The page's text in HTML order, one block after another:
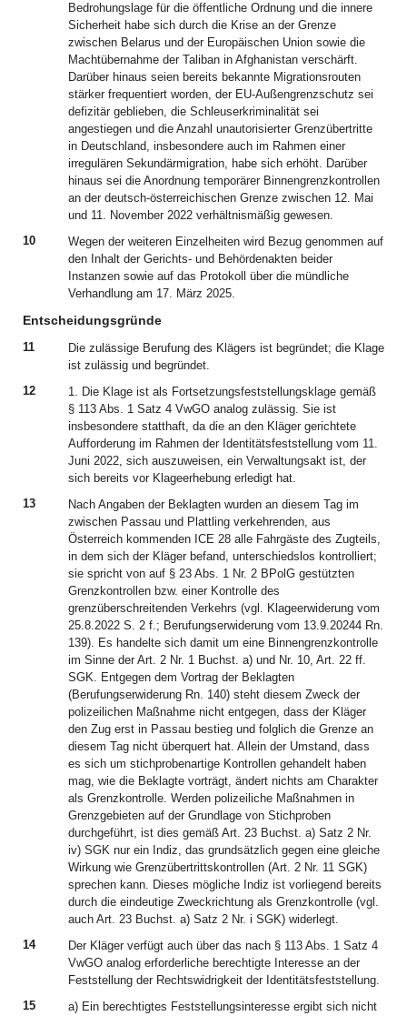
Bedrohungslage für die öffentliche Ordnung und die innere
Sicherheit habe sich durch die Krise an der Grenze
zwischen Belarus und der Europäischen Union sowie die
Machtübernahme der Taliban in Afghanistan verschärft.
Darüber hinaus seien bereits bekannte Migrationsrouten
stärker frequentiert worden, der EU-Außengrenzschutz sei
defizitär geblieben, die Schleuserkriminalität sei
angestiegen und die Anzahl unautorisierter Grenzübertritte
in Deutschland, insbesondere auch im Rahmen einer
irregulären Sekundärmigration, habe sich erhöht. Darüber
hinaus sei die Anordnung temporärer Binnengrenzkontrollen
an der deutsch-österreichischen Grenze zwischen 12. Mai
und 11. November 2022 verhältnismäßig gewesen.
10
Wegen der weiteren Einzelheiten wird Bezug genommen auf
den Inhalt der Gerichts- und Behördenakten beider
Instanzen sowie auf das Protokoll über die mündliche
Verhandlung am 17. März 2025.
Entscheidungsgründe
11
Die zulässige Berufung des Klägers ist begründet; die Klage
ist zulässig und begründet.
12
1. Die Klage ist als Fortsetzungsfeststellungsklage gemäß
§ 113 Abs. 1 Satz 4 VwGO analog zulässig. Sie ist
insbesondere statthaft, da die an den Kläger gerichtete
Aufforderung im Rahmen der Identitätsfeststellung vom 11.
Juni 2022, sich auszuweisen, ein Verwaltungsakt ist, der
sich bereits vor Klageerhebung erledigt hat.
13
Nach Angaben der Beklagten wurden an diesem Tag im
zwischen Passau und Plattling verkehrenden, aus
Österreich kommenden ICE 28 alle Fahrgäste des Zugteils,
in dem sich der Kläger befand, unterschiedslos kontrolliert;
sie spricht von auf § 23 Abs. 1 Nr. 2 BPolG gestützten
Grenzkontrollen bzw. einer Kontrolle des
grenzüberschreitenden Verkehrs (vgl. Klageerwiderung vom
25.8.2022 S. 2 f.; Berufungserwiderung vom 13.9.20244 Rn.
139). Es handelte sich damit um eine Binnengrenzkontrolle
im Sinne der Art. 2 Nr. 1 Buchst. a) und Nr. 10, Art. 22 ff.
SGK. Entgegen dem Vortrag der Beklagten
(Berufungserwiderung Rn. 140) steht diesem Zweck der
polizeilichen Maßnahme nicht entgegen, dass der Kläger
den Zug erst in Passau bestieg und folglich die Grenze an
diesem Tag nicht überquert hat. Allein der Umstand, dass
es sich um stichprobenartige Kontrollen gehandelt haben
mag, wie die Beklagte vorträgt, ändert nichts am Charakter
als Grenzkontrolle. Werden polizeiliche Maßnahmen in
Grenzgebieten auf der Grundlage von Stichproben
durchgeführt, ist dies gemäß Art. 23 Buchst. a) Satz 2 Nr.
iv) SGK nur ein Indiz, das grundsätzlich gegen eine gleiche
Wirkung wie Grenzübertrittskontrollen (Art. 2 Nr. 11 SGK)
sprechen kann. Dieses mögliche Indiz ist vorliegend bereits
durch die eindeutige Zweckrichtung als Grenzkontrolle (vgl.
auch Art. 23 Buchst. a) Satz 2 Nr. i SGK) widerlegt.
14
Der Kläger verfügt auch über das nach § 113 Abs. 1 Satz 4
VwGO analog erforderliche berechtigte Interesse an der
Feststellung der Rechtswidrigkeit der Identitätsfeststellung.
15
a) Ein berechtigtes Feststellungsinteresse ergibt sich nicht